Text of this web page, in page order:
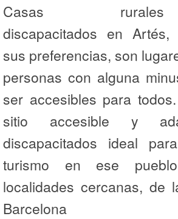
Casas
discapacitados en
sus preferencias, son
personas con alguna
ser accesibles para
sitio accesible y
discapacitados ideal
turismo en ese
localidades cercanas, de
Barcelona